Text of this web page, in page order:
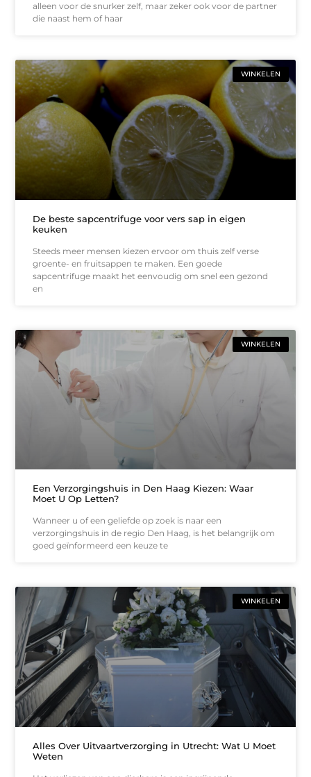
alleen voor de snurker zelf, maar zeker ook voor de partner
die naast hem of haar
WINKELEN
De beste sapcentrifuge voor vers sap in eigen
keuken
Steeds meer mensen kiezen ervoor om thuis zelf verse
groente- en fruitsappen te maken. Een goede
sapcentrifuge maakt het eenvoudig om snel een gezond
en
WINKELEN
Een Verzorgingshuis in Den Haag Kiezen: Waar
Moet U Op Letten?
Wanneer u of een geliefde op zoek is naar een
verzorgingshuis in de regio Den Haag, is het belangrijk om
goed geïnformeerd een keuze te
WINKELEN
Alles Over Uitvaartverzorging in Utrecht: Wat U Moet
Weten